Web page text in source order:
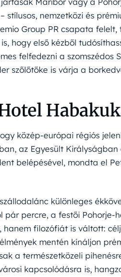
nemzetközi és
Group PR csapata
hogy első kézből
felfedezni a szomszédos
szőlőtőke is várja a
Hotel
közép-európai régiós
az Egyesült Királyságban
belépésével, mondta el
különleges
percre, a festői Pohorje-
filozófiát is váltott:
mentén kínáljon
a természetközeli
kapcsolódásra is,